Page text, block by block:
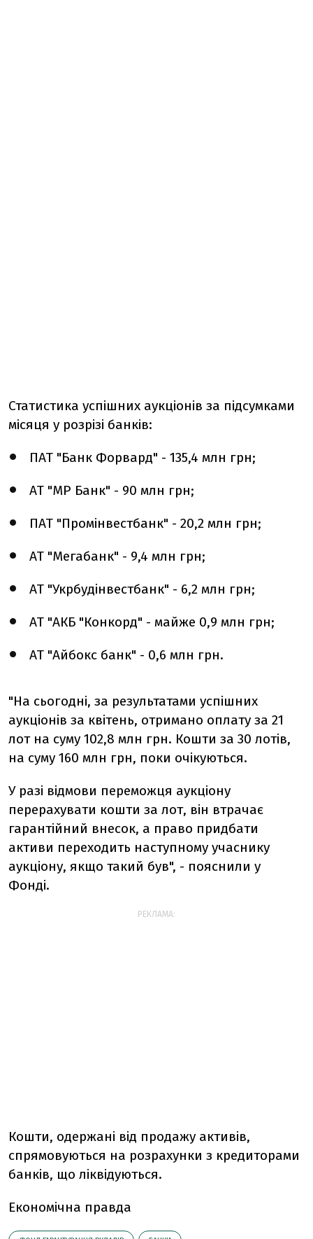
Статистика успішних аукціонів за підсумками
місяця у розрізі банків:
ПАТ "Банк Форвард" - 135,4 млн грн;
АТ "МР Банк" - 90 млн грн;
ПАТ "Промінвестбанк" - 20,2 млн грн;
АТ "Мегабанк" - 9,4 млн грн;
АТ "Укрбудінвестбанк" - 6,2 млн грн;
АТ "АКБ "Конкорд" - майже 0,9 млн грн;
АТ "Айбокс банк" - 0,6 млн грн.
"На сьогодні, за результатами успішних
аукціонів за квітень, отримано оплату за 21
лот на суму 102,8 млн грн. Кошти за 30 лотів,
на суму 160 млн грн, поки очікуються.
У разі відмови переможця аукціону
перерахувати кошти за лот, він втрачає
гарантійний внесок, а право придбати
активи переходить наступному учаснику
аукціону, якщо такий був", - пояснили у
Фонді.
РЕКЛАМА:
Кошти, одержані від продажу активів,
спрямовуються на розрахунки з кредиторами
банків, що ліквідуються.
Економічна правда